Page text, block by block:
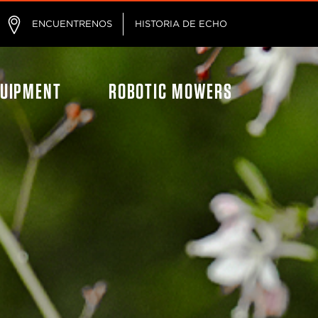
ENCUENTRENOS HISTORIA DE ECHO
ROBOTIC MOWERS